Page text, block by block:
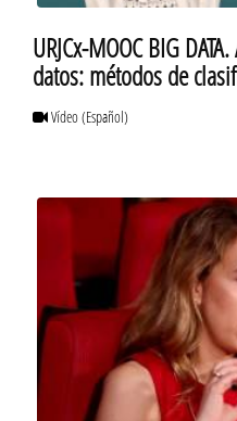
URJCx-MOOC BIG
datos: métodos de
datosVídeo(Español)